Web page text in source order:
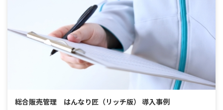
総合販売管理 はんなり匠（リッチ版） 導入事例